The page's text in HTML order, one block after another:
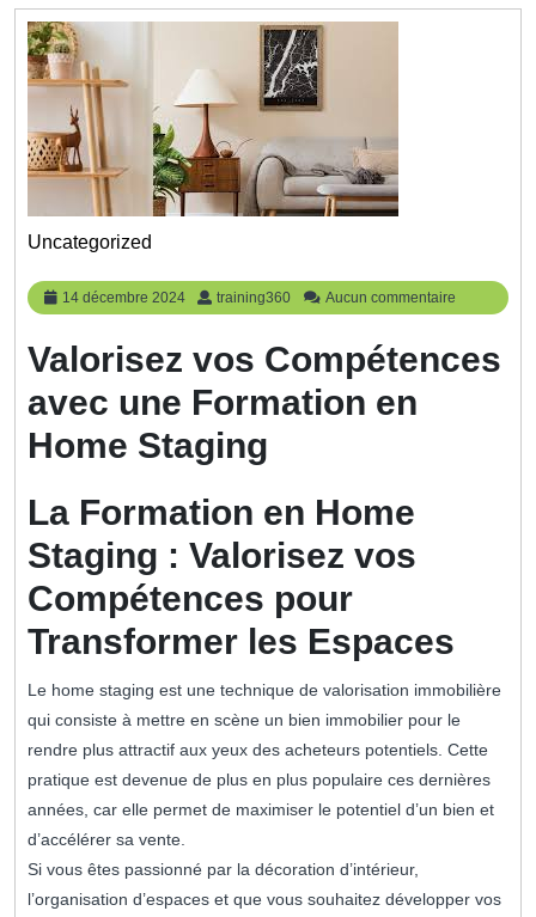
Uncategorized
14 décembre 2024
14
décembre
training360 training360
Aucun commentaire
Valorisez vos Compétences
avec une Formation en
Home Staging
La Formation en Home
Staging : Valorisez vos
Compétences pour
Transformer les Espaces
Le home staging est une technique de valorisation immobilière
qui consiste à mettre en scène un bien immobilier pour le
rendre plus attractif aux yeux des acheteurs potentiels. Cette
pratique est devenue de plus en plus populaire ces dernières
années, car elle permet de maximiser le potentiel d’un bien et
d’accélérer sa vente.
Si vous êtes passionné par la décoration d’intérieur,
l’organisation d’espaces et que vous souhaitez développer vos